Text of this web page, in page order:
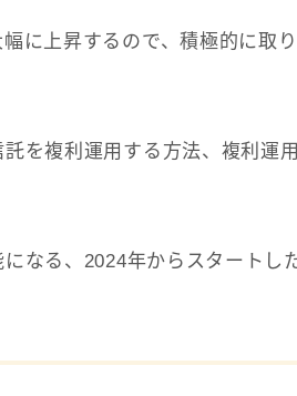
に上昇するので、積極的に取
を複利運用する方法、複利運
なる、2024年からスタートし